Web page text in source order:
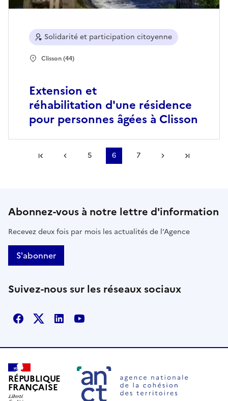
Extension et
réhabilitation d'une résidence
pour personnes âgées à Clisson
Solidarité et participation citoyenne
Clisson (44)
Première pagePage précédente
5 6 7 Page suivante
Abonnez-vous à notre lettre d'information
Recevez deux fois par mois les actualités de l'Agence
S'abonner
Suivez-nous sur les réseaux sociaux
Facebook
X LinkedinYoutube
RÉPUBLIQUE
FRANÇAISE